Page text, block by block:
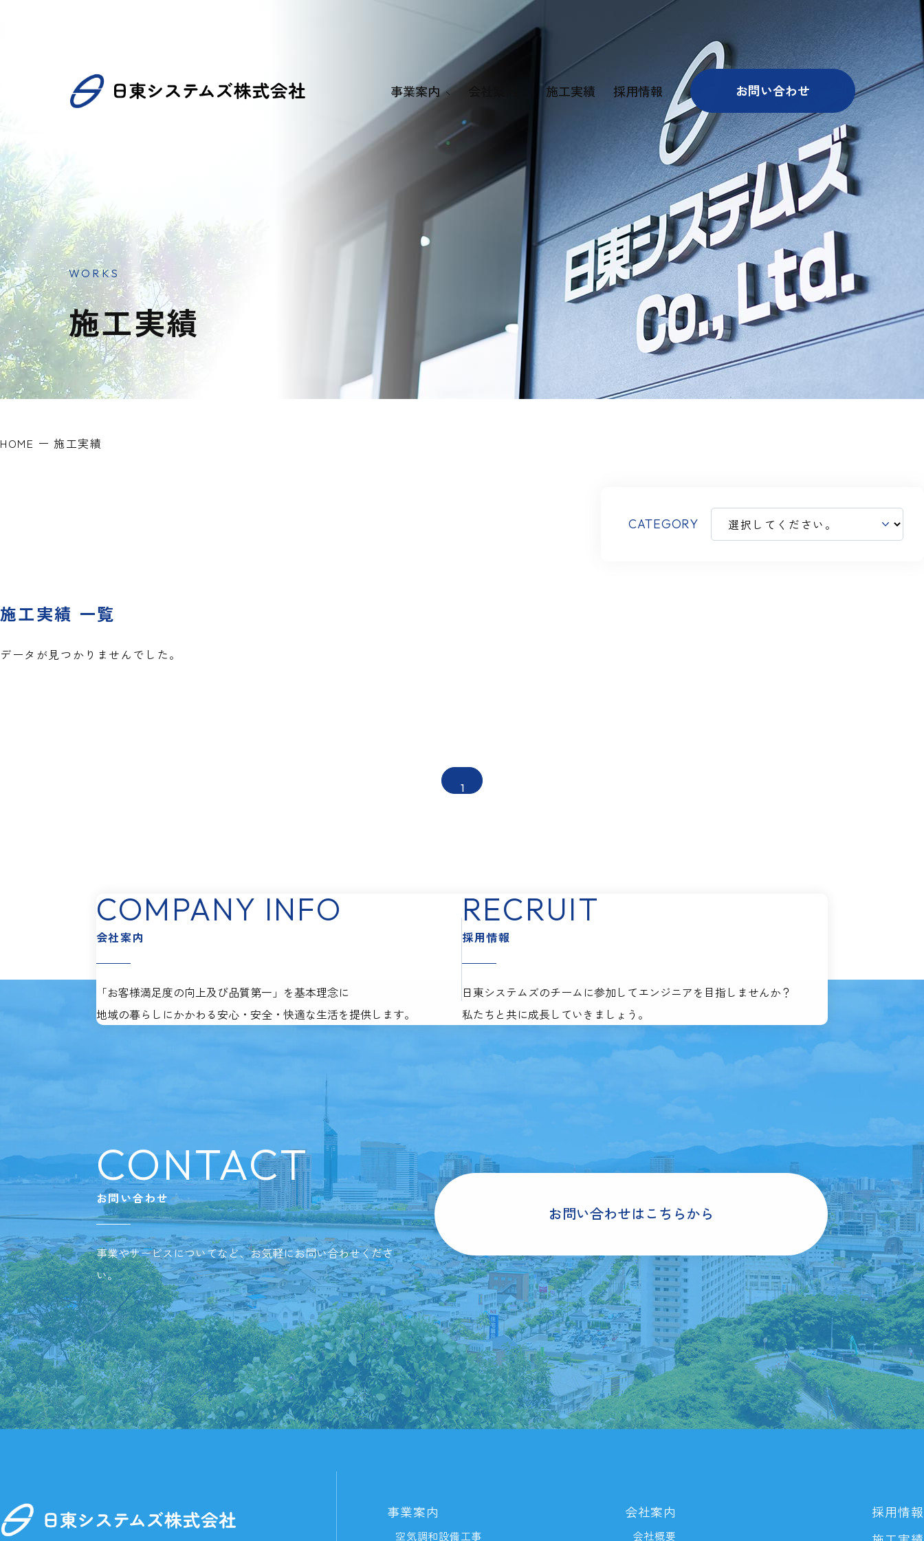
事業案内
空気調和設備工事
電気設備工事
設計･施工･管理業務
アクセス
プライバシーポリシー
施工実績 採用情報 お問い合わせ
空気調和設備工事
給排水衛生設備工事
消防設備工事
電気設備工事
設計･施工･管理業務
理念･代表挨拶
プライバシーポリシー
WORKS
施工実績
HOME ー施工実績
CATEGORY
施工実績 一覧
データが見つかりませんでした。
1
COMPANY INFO
会社案内
「お客様満足度の向上及び品質第一」を基本理念に
地域の暮らしにかかわる安心・安全・快適な生活を提供します。
RECRUIT
採用情報
日東システムズのチームに参加してエンジニアを目指しませんか？
私たちと共に成長していきましょう。
CONTACT
お問い合わせ
事業やサービスについてなど、お気軽にお問い合わせくださ
い。
お問い合わせはこちらから
事業案内
空気調和設備工事
会社案内
会社概要
採用情報